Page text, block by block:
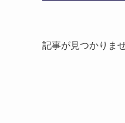
記事が見つかりま